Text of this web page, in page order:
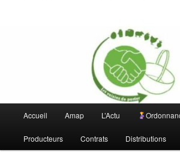
principal
Accueil Amap L’Actu
Producteurs Contrats Distributions